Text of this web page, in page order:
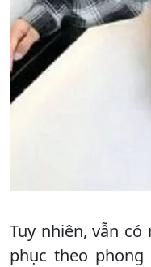
Tuy nhiên, vẫn
phục theo phong